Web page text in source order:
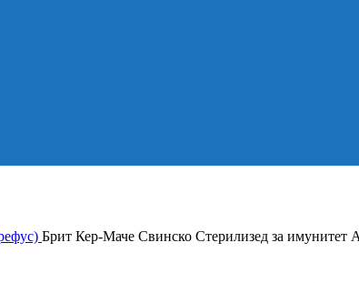
Брит Кер-Маче Свинско Стерилизед за имунитет